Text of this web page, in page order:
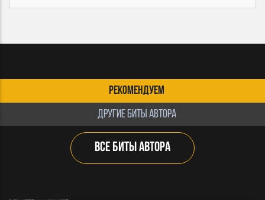
РЕКОМЕНДУЕМ
ДРУГИЕ БИТЫ АВТОРА
ВСЕ БИТЫ АВТОРА